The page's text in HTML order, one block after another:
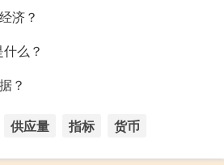
济？
么？
？
供应量 指标 货币